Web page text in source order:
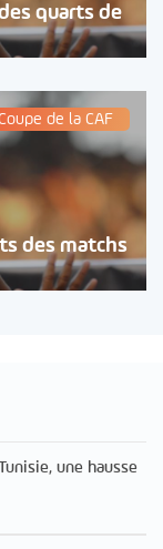
quarts de
de la CAF
des matchs
une hausse